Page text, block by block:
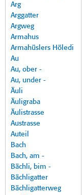
Arg
Arggatter
Argweg
Armahus
Armahüslers Höledi
Au
Au, ober -
Au, under -
Äuli
Äuligraba
Äulistrasse
Austrasse
Auteil
Bach
Bach, am -
Bächli, bim -
Bächligatter
Bächligatterweg